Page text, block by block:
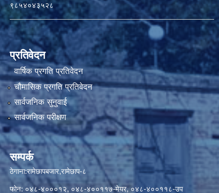
९८५४०४३५२८
प्रतिवेदन
वार्षिक प्रगति प्रतिवेदन
चौमासिक प्रगति प्रतिवेदन
सार्वजनिक सुनुवाई
सार्वजनिक परीक्षण
सम्पर्क
ठेगाना:रामेछापबजार,रामेछाप-८
फोन: ०४८-४०००१२, ०४८-४००११७-मेयर, ०४८-४००११८-उप